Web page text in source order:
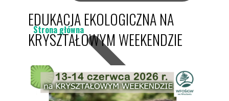
Strona główna
EDUKACJA EKOLOGICZNA NA
KRYSZTAŁOWYM WEEKENDZIE